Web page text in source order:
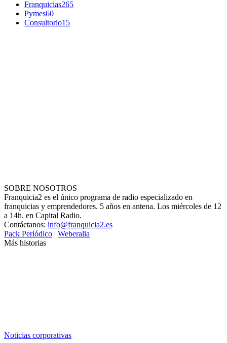
Franquicias265
Pymes60
Consultorio15
SOBRE NOSOTROS
Franquicia2 es el único programa de radio especializado en
franquicias y emprendedores. 5 años en antena. Los miércoles de 12
a 14h. en Capital Radio.
Contáctanos: info@franquicia2.es
Pack Periódico | Weberalia
Más historias
Noticias corporativas